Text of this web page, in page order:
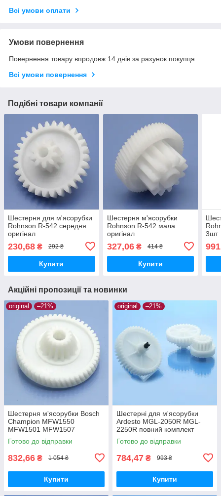
Всі умови оплати
Умови повернення
Повернення товару впродовж 14 днів за рахунок покупця
Всі умови повернення
Подібні товари компанії
Шестерня для м'ясорубки
Rohnson R-542 середня
оригінал
230,68 ₴ 292 ₴
Купити
Шестерня м'ясорубки
Rohnson R-542 мала
оригінал
327,06₴ 414 ₴
Купити
3шт
Акційні пропозиції та новинки
original –21%
Шестерня м'ясорубки Bosch
Champion MFW1550
MFW1501 MFW1507
MFW1511 MFW1545 SFW1
CNFW2 оригінал Ø68 h25
Готово до відправки
832,66 ₴ 1 054 ₴
Купити
original –21%
Шестерні для м'ясорубки
Ardesto MGL-2050R MGL-
2250R повний комплект
оригінал харчовий пластик
Готово до відправки
784,47 ₴ 993 ₴
Купити